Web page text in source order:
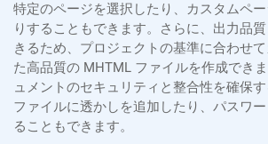
特定のページを選択したり、カスタムペ
りすることもできます。さらに、出力品
きるため、プロジェクトの基準に合わせ
た高品質の MHTML ファイルを作成でき
ュメントのセキュリティと整合性を確保
ファイルに透かしを追加したり、パスワ
ることもできます。